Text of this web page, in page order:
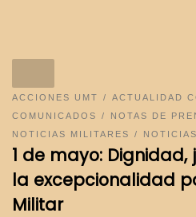
ACCIONES UMT
ACTUALIDAD
COMUNICADOS
NOTAS DE
NOTICIAS MILITARES
1 de mayo:
la excepcionalidad
Militar